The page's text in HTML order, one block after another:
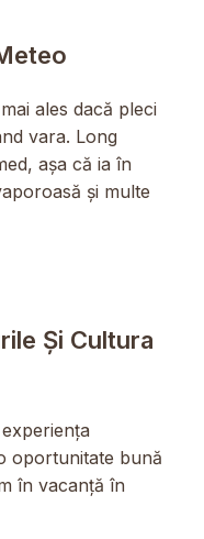
ales dacă pleci
vara. Long
așa că ia în
și multe
Și Cultura
oportunitate bună
în vacanță în